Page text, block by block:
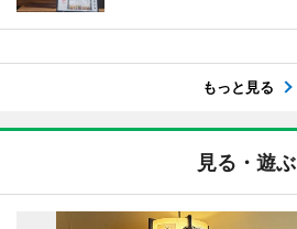
もっと見る
見る・遊ぶ